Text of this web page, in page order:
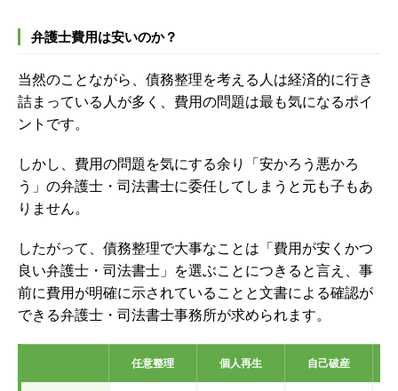
弁護士費用は安いのか？
当然のことながら、債務整理を考える人は経済的に行き
詰まっている人が多く、費用の問題は最も気になるポイ
ントです。
しかし、費用の問題を気にする余り「安かろう悪かろ
う」の弁護士・司法書士に委任してしまうと元も子もあ
りません。
したがって、債務整理で大事なことは「費用が安くかつ
良い弁護士・司法書士」を選ぶことにつきると言え、事
前に費用が明確に示されていることと文書による確認が
できる弁護士・司法書士事務所が求められます。
任意整理 個人再生 自己破産